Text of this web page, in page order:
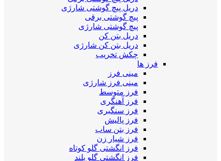
دریل پیچ گوشتی شارژی
پیچ گوشتی برقی
پیچ گوشتی شارژی
دریل بتن کن
دریل بتن کن شارژی
چکش تخریب
فرز ها
مینی فرز
مینی فرز شارژی
فرز متوسط
فرز آهنگری
فرز سنگبری
فرز پالیش
فرز بتن ساب
فرز شیار زن
فرز انگشتی گلو کوتاه
فرز انگشتی گلو بلند